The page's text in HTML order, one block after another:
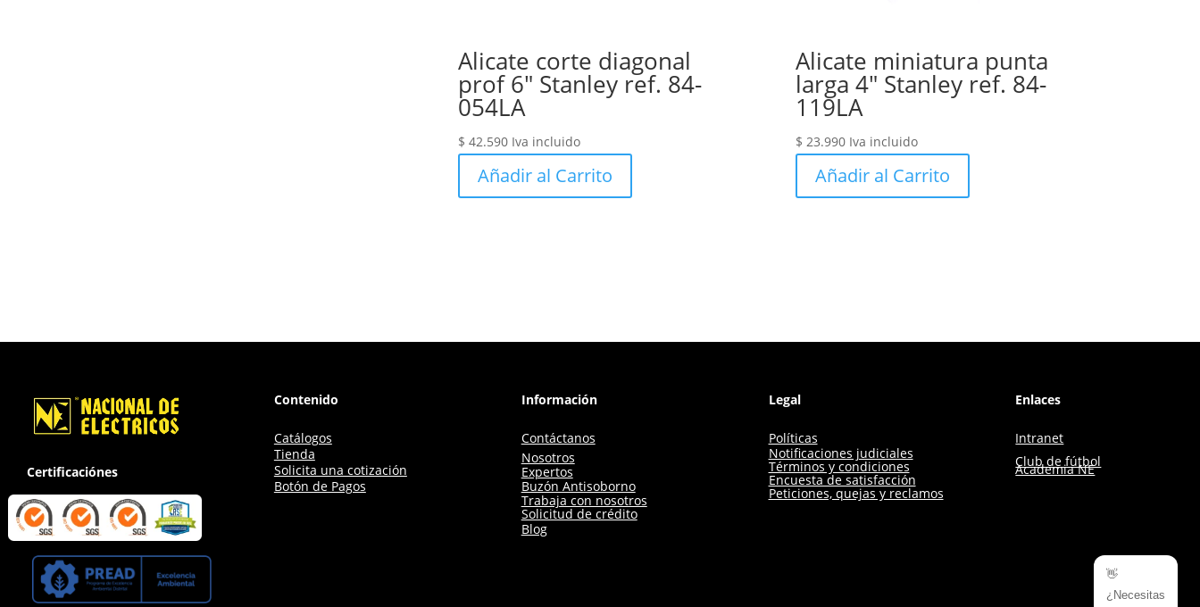
Alicate corte diagonal
prof 6″ Stanley ref. 84-
054LA
$ 42.590 Iva incluido
Añadir al Carrito
Alicate miniatura punta
larga 4″ Stanley ref. 84-
119LA
$ 23.990 Iva incluido
Añadir al Carrito
Certificaciónes
Contenido
Catálogos
Tienda
Solicita una cotización
Botón de Pagos
Información
Contáctanos
Nosotros
Expertos
Buzón Antisoborno
Trabaja con nosotros
Solicitud de crédito
Blog
Legal
Políticas
Notificaciones judiciales
Términos y condiciones
Encuesta de satisfacción
Peticiones, quejas y reclamos
Enlaces
Intranet
Club de fútbol
Academia NE
👋
¿Necesitas